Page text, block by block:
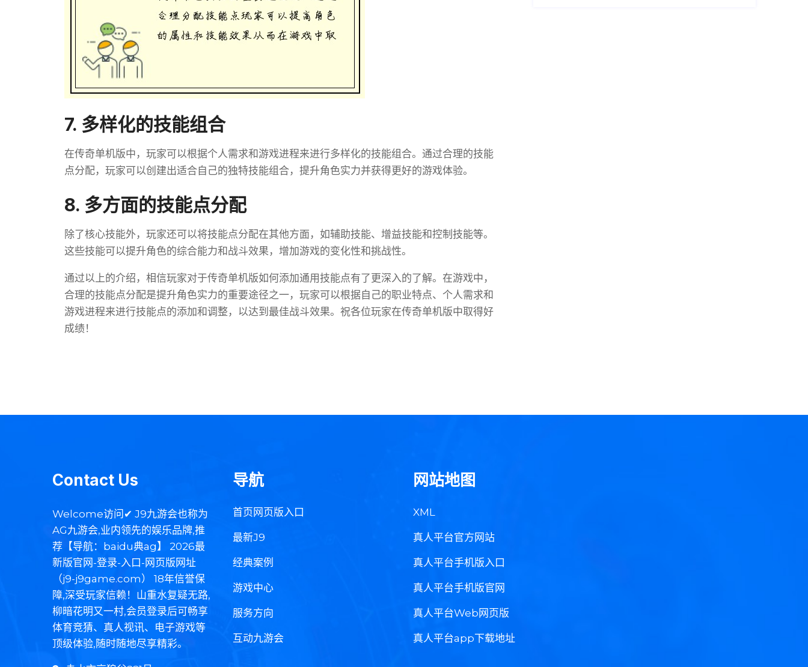
7. 多样化的技能组合
在传奇单机版中，玩家可以根据个人需求和游戏进程来进行多样化的技能组合。通过合理的技能
点分配，玩家可以创建出适合自己的独特技能组合，提升角色实力并获得更好的游戏体验。
8. 多方面的技能点分配
除了核心技能外，玩家还可以将技能点分配在其他方面，如辅助技能、增益技能和控制技能等。
这些技能可以提升角色的综合能力和战斗效果，增加游戏的变化性和挑战性。
通过以上的介绍，相信玩家对于传奇单机版如何添加通用技能点有了更深入的了解。在游戏中，
合理的技能点分配是提升角色实力的重要途径之一，玩家可以根据自己的职业特点、个人需求和
游戏进程来进行技能点的添加和调整，以达到最佳战斗效果。祝各位玩家在传奇单机版中取得好
成绩！
Contact Us
Welcome访问✔ J9九游会也称为
AG九游会,业内领先的娱乐品牌,推
荐【导航：baidu典ag】 2026最
新版官网-登录-入口-网页版网址
（j9-j9game.com） 18年信誉保
障,深受玩家信赖！山重水复疑无路,
柳暗花明又一村,会员登录后可畅享
体育竞猜、真人视讯、电子游戏等
顶级体验,随时随地尽享精彩。
导航
首页网页版入口
最新J9
经典案例
游戏中心
服务方向
互动九游会
网站地图
XML
真人平台官方网站
真人平台手机版入口
真人平台手机版官网
真人平台Web网页版
真人平台app下载地址